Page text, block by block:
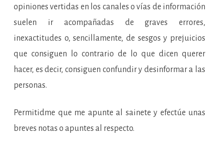
opiniones vertidas en los canales o vías de información
suelen ir acompañadas de graves errores,
inexactitudes o, sencillamente, de sesgos y prejuicios
que consiguen lo contrario de lo que dicen querer
hacer, es decir, consiguen confundir y desinformar a las
personas.
Permitidme que me apunte al sainete y efectúe unas
breves notas o apuntes al respecto.